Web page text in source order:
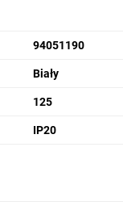
94051190
Biały
125
IP20